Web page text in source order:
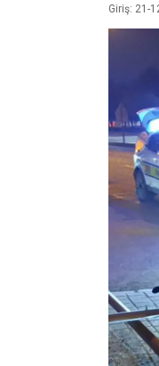
Giriş: 21-